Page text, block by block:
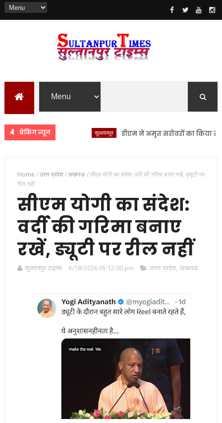
ब्रेकिंग न्यूज डीएम ने अमृत सरोवरों का किया स्थलीय
Home /उत्तर प्रदेश/लखनऊ/सीएम योगी का संदेश: वर्दी की गरिमा बनाए रखें, ड्यूटी पर
रील नहीं
सीएम योगी का संदेश:
वर्दी की गरिमा बनाए
रखें, ड्यूटी पर रील नहीं
सुल्तानपुर टाइम्स 6/18/2026 05:12:00 pm उत्तर प्रदेश, लखनऊ